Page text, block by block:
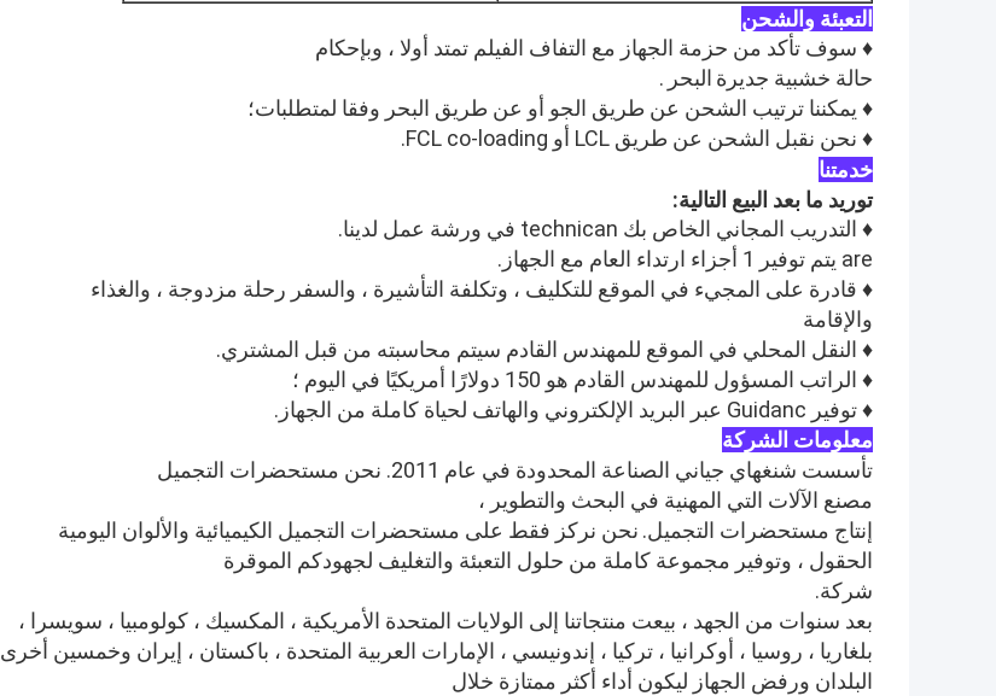
التعبئة والشحن
♦ سوف تأكد من حزمة الجهاز مع التفاف الفيلم تمتد أولا ، وبإحكام
حالة خشبية جديرة البحر .
♦ يمكننا ترتيب الشحن عن طريق الجو أو عن طريق البحر وفقا لمتطلبات؛
♦ نحن نقبل الشحن عن طريق LCL أو FCL co-loading.
خدمتنا
توريد ما بعد البيع التالية:
♦ التدريب المجاني الخاص بك technican في ورشة عمل لدينا.
are يتم توفير 1 أجزاء ارتداء العام مع الجهاز.
♦ قادرة على المجيء في الموقع للتكليف ، وتكلفة التأشيرة ، والسفر رحلة مزدوجة ، والغذاء
والإقامة
♦ النقل المحلي في الموقع للمهندس القادم سيتم محاسبته من قبل المشتري.
♦ الراتب المسؤول للمهندس القادم هو 150 دولارًا أمريكيًا في اليوم ؛
♦ توفير Guidanc عبر البريد الإلكتروني والهاتف لحياة كاملة من الجهاز.
معلومات الشركة
تأسست شنغهاي جياني الصناعة المحدودة في عام 2011. نحن مستحضرات التجميل
مصنع الآلات التي المهنية في البحث والتطوير ،
إنتاج مستحضرات التجميل. نحن نركز فقط على مستحضرات التجميل الكيميائية والألوان اليومية
الحقول ، وتوفير مجموعة كاملة من حلول التعبئة والتغليف لجهودكم الموقرة
شركة.
بعد سنوات من الجهد ، بيعت منتجاتنا إلى الولايات المتحدة الأمريكية ، المكسيك ، كولومبيا ، سويسرا ،
بلغاريا ، روسيا ، أوكرانيا ، تركيا ، إندونيسي ، الإمارات العربية المتحدة ، باكستان ، إيران وخمسين أخرى
البلدان ورفض الجهاز ليكون أداء أكثر ممتازة خلال